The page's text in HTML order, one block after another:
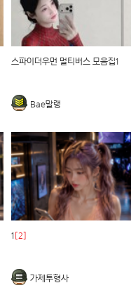
스파이더우먼 멀티버스 모음집1
Bae말랭
1 [2]
가제투형사